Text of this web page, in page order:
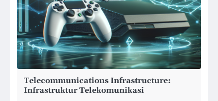
Telecommunications Infrastructure:
Infrastruktur Telekomunikasi